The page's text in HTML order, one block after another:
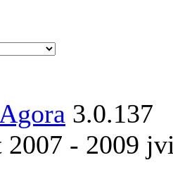
Agora 3.0.137
- 2009